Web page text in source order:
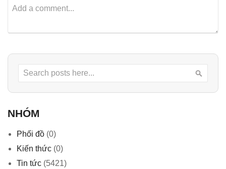
Search
NHÓM
Phối đồ (0)
Kiến thức (0)
Tin tức (5421)